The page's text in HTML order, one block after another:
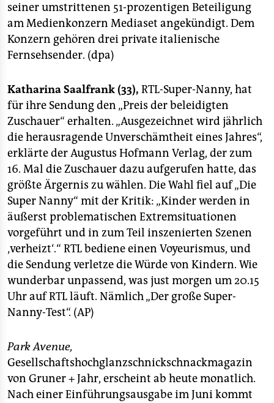
epaper login
seiner umstrittenen 51-prozentigen Beteiligung
am Medienkonzern Mediaset angekündigt. Dem
Konzern gehören drei private italienische
Fernsehsender. (dpa)
Katharina Saalfrank (33), RTL-Super-Nanny, hat
für ihre Sendung den „Preis der beleidigten
Zuschauer“ erhalten. „Ausgezeichnet wird jährlich
die herausragende Unverschämtheit eines Jahres“,
erklärte der Augustus Hofmann Verlag, der zum
16. Mal die Zuschauer dazu aufgerufen hatte, das
größte Ärgernis zu wählen. Die Wahl fiel auf „Die
Super Nanny“ mit der Kritik: „Kinder werden in
äußerst problematischen Extremsituationen
vorgeführt und in zum Teil inszenierten Szenen
‚verheizt‘.“ RTL bediene einen Voyeurismus, und
die Sendung verletze die Würde von Kindern. Wie
wunderbar unpassend, was just morgen um 20.15
Uhr auf RTL läuft. Nämlich „Der große Super-
Nanny-Test“. (AP)
Park Avenue,
Gesellschaftshochglanzschnickschnackmagazin
von Gruner + Jahr, erscheint ab heute monatlich.
Nach einer Einführungsausgabe im Juni kommt